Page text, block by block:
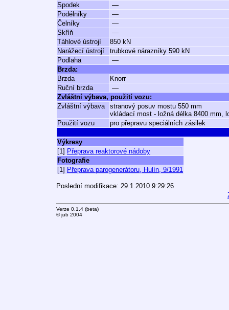
Spodek
—
Podélníky
—
Čelníky
—
Skříň
—
Táhlové ústrojí
850 kN
Narážecí ústrojí
trubkové nárazníky 590 kN
Podlaha
—
Brzda:
Brzda
Knorr
Ruční brzda
—
Zvláštní výbava, použití vozu:
Zvláštní výbava
stranový posuv mostu 550 mm
vkládací most - ložná délka 8400 mm,
Použití vozu
pro přepravu speciálních zásilek
Výkresy
[1] Přeprava reaktorové nádoby
Fotografie
[1] Přeprava parogenerátoru, Hulín, 9/1991
Poslední modifikace: 29.1.2010 9:29:26
Verze 0.1.4 (beta)
© jub 2004